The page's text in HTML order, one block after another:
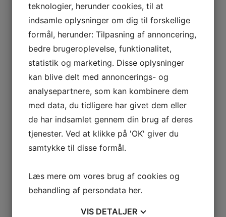
Varenummer (SKU):122
Kategori:Sømatariale
RELATEREDE VARER
FILTERGRUS 0-8 MM.
LÆS MERE
LÆS MERE
LÆS MERE
teknologier, herunder cookies, til at
indsamle oplysninger om dig til forskellige
formål, herunder: Tilpasning af annoncering,
bedre brugeroplevelse, funktionalitet,
statistik og marketing. Disse oplysninger
kan blive delt med annoncerings- og
analysepartnere, som kan kombinere dem
med data, du tidligere har givet dem eller
de har indsamlet gennem din brug af deres
tjenester. Ved at klikke på 'OK' giver du
samtykke til disse formål.
Læs mere om vores brug af cookies og
behandling af persondata her.
VIS DETALJER